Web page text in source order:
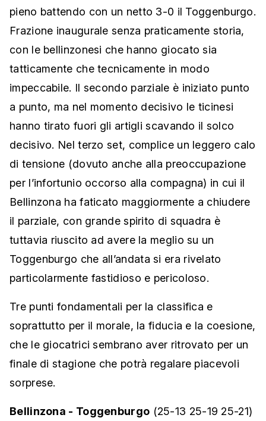
pieno battendo con un netto 3-0 il Toggenburgo.
Frazione inaugurale senza praticamente storia,
con le bellinzonesi che hanno giocato sia
tatticamente che tecnicamente in modo
impeccabile. Il secondo parziale è iniziato punto
a punto, ma nel momento decisivo le ticinesi
hanno tirato fuori gli artigli scavando il solco
decisivo. Nel terzo set, complice un leggero calo
di tensione (dovuto anche alla preoccupazione
per l’infortunio occorso alla compagna) in cui il
Bellinzona ha faticato maggiormente a chiudere
il parziale, con grande spirito di squadra è
tuttavia riuscito ad avere la meglio su un
Toggenburgo che all’andata si era rivelato
particolarmente fastidioso e pericoloso.
Tre punti fondamentali per la classifica e
soprattutto per il morale, la fiducia e la coesione,
che le giocatrici sembrano aver ritrovato per un
finale di stagione che potrà regalare piacevoli
sorprese.
Bellinzona - Toggenburgo (25-13 25-19 25-21)